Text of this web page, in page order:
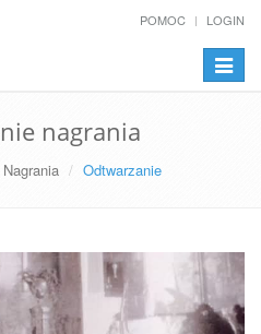
POMOC LOGIN
nagrania
Nagrania Odtwarzanie